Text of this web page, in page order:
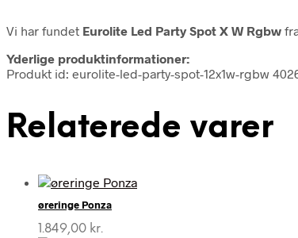
Vi har fundet Eurolite Led Party Spot X W Rgbw
Yderlige produktinformationer:
Produkt id: eurolite-led-party-spot-12x1w-rgbw
Relaterede varer
øreringe Ponza
1.849,00 kr.